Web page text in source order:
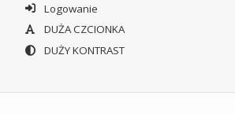
Logowanie
DUŻA CZCIONKA
DUŻY KONTRAST